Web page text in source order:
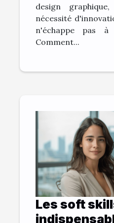
design
nécessité
n'échappe pas à
Comment...
Les soft